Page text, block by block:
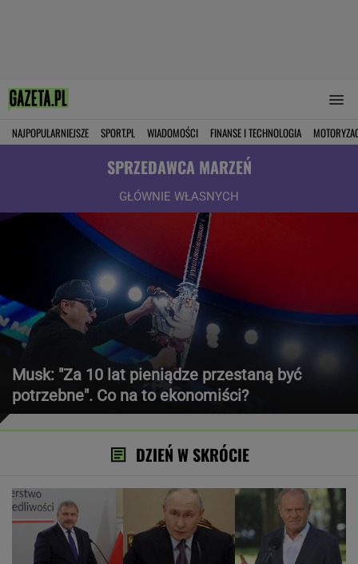
NAJPOPULARNIEJSZE SPORT.PL WIADOMOŚCI FINANSE I TECHNOLOGIA
SPRZEDAWCA MARZEŃ
GŁÓWNIE WŁASNYCH
Musk: "Za 10 lat pieniądze przestaną być
potrzebne". Co na to ekonomiści?
DZIEŃ W SKRÓCIE